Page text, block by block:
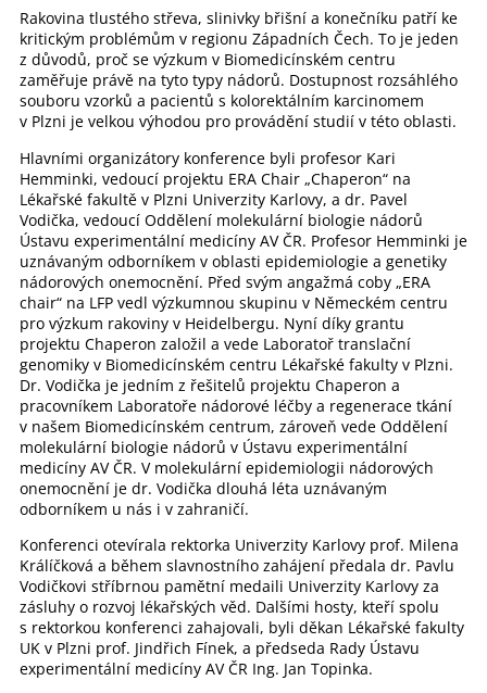
Rakovina tlustého střeva, slinivky břišní a konečníku patří ke
kritickým problémům v regionu Západních Čech. To je jeden
z důvodů, proč se výzkum v Biomedicínském centru
zaměřuje právě na tyto typy nádorů. Dostupnost rozsáhlého
souboru vzorků a pacientů s kolorektálním karcinomem
v Plzni je velkou výhodou pro provádění studií v této oblasti.
Hlavními organizátory konference byli profesor Kari
Hemminki, vedoucí projektu ERA Chair „Chaperon“ na
Lékařské fakultě v Plzni Univerzity Karlovy, a dr. Pavel
Vodička, vedoucí Oddělení molekulární biologie nádorů
Ústavu experimentální medicíny AV ČR. Profesor Hemminki je
uznávaným odborníkem v oblasti epidemiologie a genetiky
nádorových onemocnění. Před svým angažmá coby „ERA
chair“ na LFP vedl výzkumnou skupinu v Německém centru
pro výzkum rakoviny v Heidelbergu. Nyní díky grantu
projektu Chaperon založil a vede Laboratoř translační
genomiky v Biomedicínském centru Lékařské fakulty v Plzni.
Dr. Vodička je jedním z řešitelů projektu Chaperon a
pracovníkem Laboratoře nádorové léčby a regenerace tkání
v našem Biomedicínském centrum, zároveň vede Oddělení
molekulární biologie nádorů v Ústavu experimentální
medicíny AV ČR. V molekulární epidemiologii nádorových
onemocnění je dr. Vodička dlouhá léta uznávaným
odborníkem u nás i v zahraničí.
Konferenci otevírala rektorka Univerzity Karlovy prof. Milena
Králíčková a během slavnostního zahájení předala dr. Pavlu
Vodičkovi stříbrnou pamětní medaili Univerzity Karlovy za
zásluhy o rozvoj lékařských věd. Dalšími hosty, kteří spolu
s rektorkou konferenci zahajovali, byli děkan Lékařské fakulty
UK v Plzni prof. Jindřich Fínek, a předseda Rady Ústavu
experimentální medicíny AV ČR Ing. Jan Topinka.